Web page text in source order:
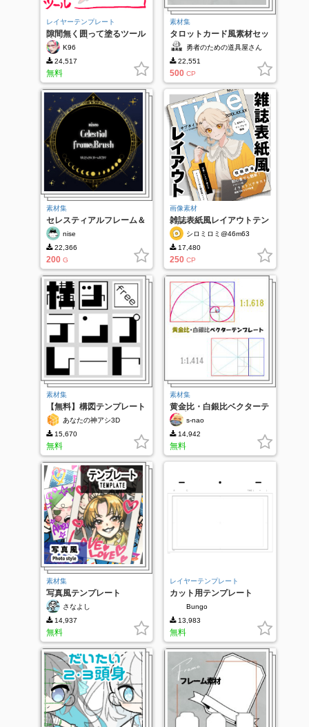
レイヤーテンプレート
隙間無く囲って塗るツール
補助テンプレート
K96
24,517
無料
素材集
タロットカード風素材セッ
ト
勇者のための道具屋さん
22,551
500 CP
素材集
セレスティアルフレーム＆
ブラシnise
22,366
200 G
画像素材
雑誌表紙風レイアウトテン
プレートシロミロミ@46m63
17,480
250 CP
素材集
【無料】構図テンプレート
全６種あなたの神アシ3D
15,670
無料
素材集
黄金比・白銀比ベクターテ
ンプレート
s-nao
14,942
無料
素材集
写真風テンプレート
さなよし
14,937
無料
レイヤーテンプレート
カット用テンプレート
Bungo
13,983
無料